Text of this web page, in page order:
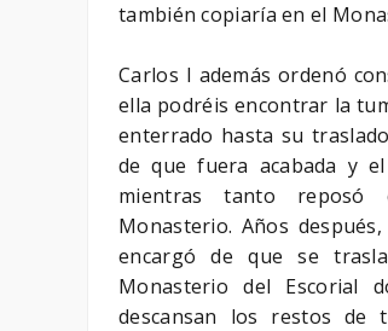
también copiaría en el
Carlos I además ordenó
ella podréis encontrar la
enterrado hasta su
de que fuera acabada y
mientras tanto
Monasterio. Años
encargó de que se
Monasterio del Escorial
descansan los restos de